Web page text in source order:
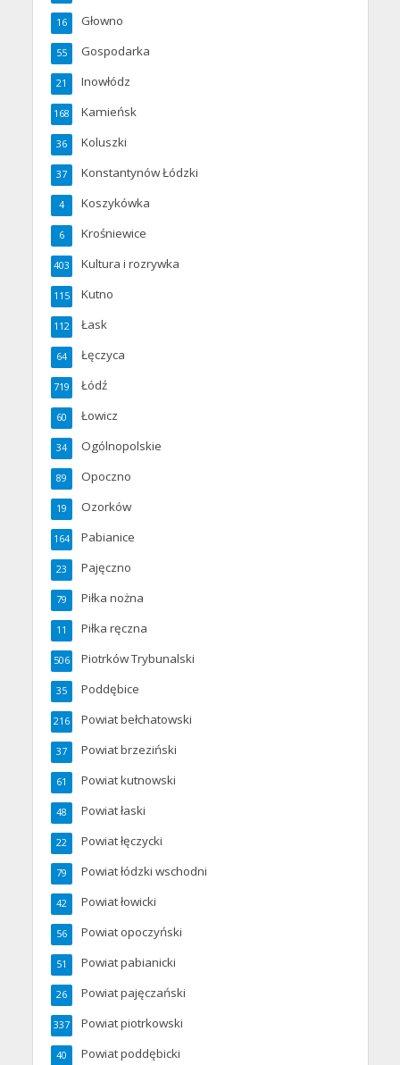
Głowno
16
Gospodarka
55
Inowłódz
21
Kamieńsk
168
Koluszki
36
Konstantynów Łódzki
37
Koszykówka
4
Krośniewice
6
Kultura i rozrywka
403
Kutno
115
Łask
112
Łęczyca
64
Łódź
719
Łowicz
60
Ogólnopolskie
34
Opoczno
89
Ozorków
19
Pabianice
164
Pajęczno
23
Piłka nożna
79
Piłka ręczna
11
Piotrków Trybunalski
506
Poddębice
35
Powiat bełchatowski
216
Powiat brzeziński
37
Powiat kutnowski
61
Powiat łaski
48
Powiat łęczycki
22
Powiat łódzki wschodni
79
Powiat łowicki
42
Powiat opoczyński
56
Powiat pabianicki
51
Powiat pajęczański
26
Powiat piotrkowski
337
Powiat poddębicki
40